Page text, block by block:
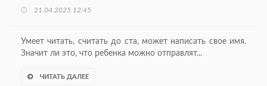
21.04.2025 12:45
Умеет читать, считать до ста, может написать свое имя.
Значит ли это, что ребенка можно отправлят...
ЧИТАТЬ ДАЛЕЕ